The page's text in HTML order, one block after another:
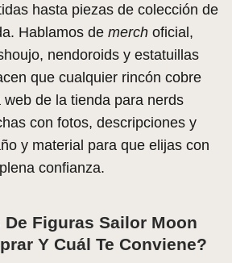
hasta piezas de colección de
Hablamos de merchoficial,
nendoroids y estatuillas
que cualquier rincón cobre
web de la tienda para nerds
con fotos, descripciones y
y material para que elijas con
plena confianza.
De Figuras Sailor Moon
Y Cuál Te Conviene?